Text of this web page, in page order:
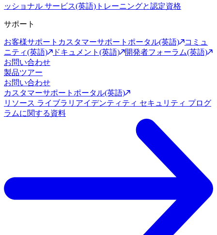
ッショナル サービス(英語) トレーニングと認定資格
サポート
お客様サポート カスタマーサポートポータル(英語)
コミュ
ニティ(英語)
ドキュメント(英語)
開発者フォーラム(英語)
お問い合わせ
製品ツアー
お問い合わせ
カスタマーサポートポータル(英語)
リソース ライブラリ アイデンティティ セキュリティ プログ
ラムに関する資料